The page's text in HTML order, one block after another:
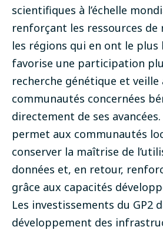
scientifiques à l’échelle
renforçant les ressources de
les régions qui en ont le plus
favorise une participation
recherche génétique et veille
communautés concernées
directement de ses avancées.
permet aux communautés
conserver la maîtrise de
données et, en retour,
grâce aux capacités
Les investissements du GP2
développement des